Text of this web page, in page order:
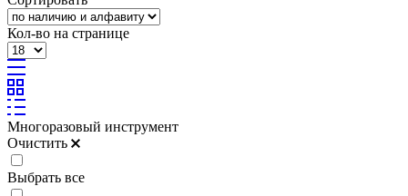
Кол-во на странице
Многоразовый инструмент
Очистить
Выбрать все